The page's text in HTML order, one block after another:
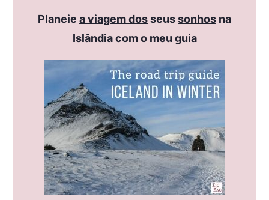
Planeie a viagem dosseussonhos na
Islândia com o meu guia